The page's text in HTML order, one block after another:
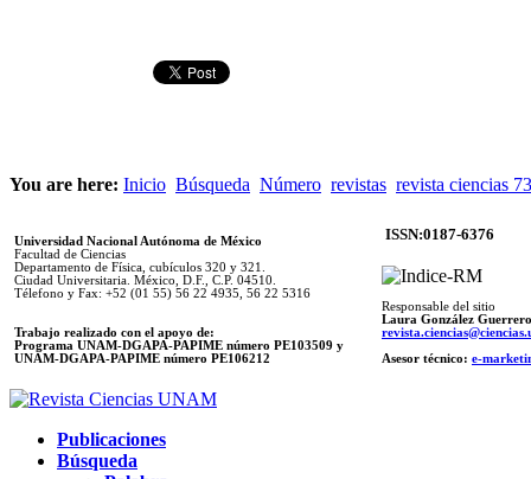
You are here: Inicio Búsqueda Número revistas revista ciencias 73
Universidad Nacional Autónoma de México
Facultad de Ciencias
Departamento de Física, cubículos 320 y 321.
Ciudad Universitaria. México, D.F., C.P. 04510.
Télefono y Fax: +52 (01 55) 56 22 4935, 56 22 5316
Trabajo realizado con el apoyo de:
Programa UNAM-DGAPA-PAPIME número PE103509 y
UNAM-DGAPA-PAPIME número PE106212
ISSN:0187-6376
Responsable del sitio
Laura González Guerrero
Asesor técnico: e-
Publicaciones
Búsqueda